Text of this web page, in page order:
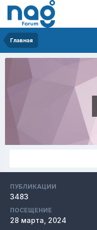
Главная
ПУБЛИКАЦИИ
3483
ПОСЕЩЕНИЕ
28 марта, 2024